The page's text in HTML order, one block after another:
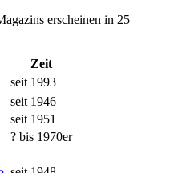
erscheinen in 25
Zeit
seit 1993
seit 1946
seit 1951
? bis 1970er